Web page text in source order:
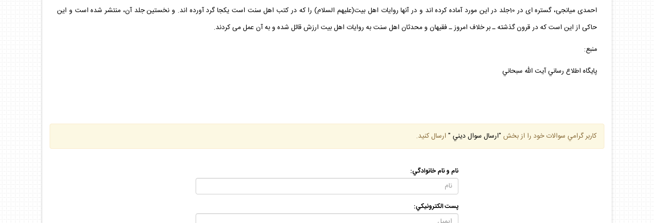
احمدى ميانجى، گستره اى در 10جلد در اين مورد آماده كرده اند و در آنها روايات اهل بيت(عليهم السلام) را كه در كتب اهل سنت است يكجا گرد آورده اند. و نخستين جلد آن، منتشر شده است و اين
حاكى از اين است كه در قرون گذشته ـ بر خلاف امروز ـ فقيهان و محدثان اهل سنت به روايات اهل بيت ارزش قائل شده و به آن عمل مى كردند.
منبع:
پايگاه اطلاع رساني آيت الله سبحاني
كاربر گرامي سوالات خود را از بخش "ارسال سوال ديني " ارسال كنيد.
نام و نام خانوادگي:
پست الكترونيكي: